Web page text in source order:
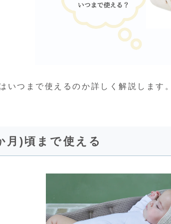
いつまで使えるのか詳しく解説します。
月)頃まで使える